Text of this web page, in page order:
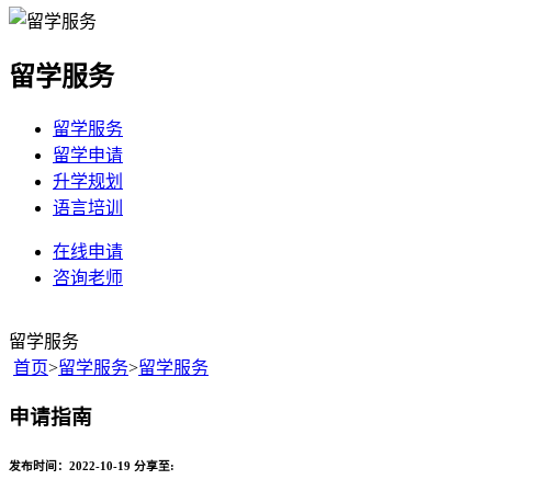
留学服务
留学服务
留学申请
升学规划
语言培训
在线申请
咨询老师
留学服务
首页>留学服务>留学服务
申请指南
发布时间：2022-10-19 分享至: